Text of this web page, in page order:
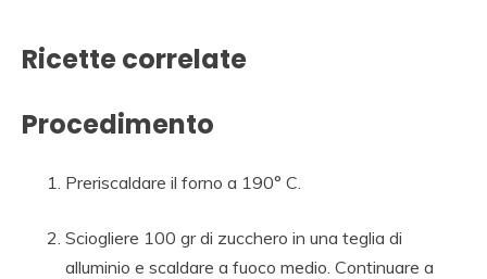
Ricette correlate
Procedimento
Preriscaldare il forno a 190° C.
Sciogliere 100 gr di zucchero in una teglia di
alluminio e scaldare a fuoco medio. Continuare a